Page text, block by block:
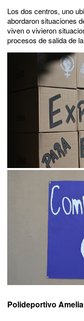
Los dos centros, uno
abordaron situaciones
viven o vivieron
procesos de salida de
Polideportivo